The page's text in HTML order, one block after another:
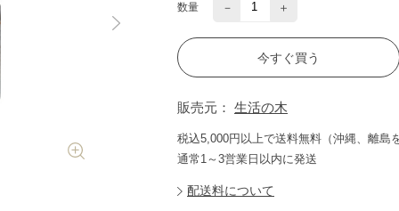
数量 － ＋
今すぐ買う
販売元： 生活の木
税込5,000円以上で送料無料（沖縄、離島
通常1～3営業日以内に発送
配送料について